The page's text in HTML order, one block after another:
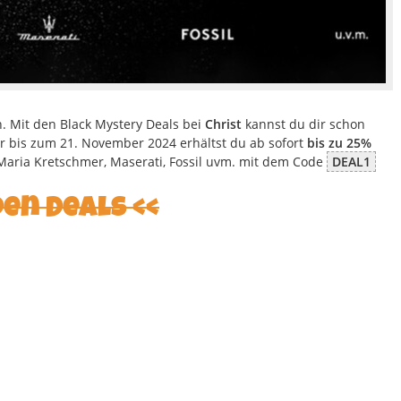
Mit den Black Mystery Deals bei Christ kannst du dir schon
zum 21. November 2024 erhältst du ab sofort bis zu 25%
Kretschmer, Maserati, Fossil uvm. mit dem Code
DEAL1
Deals